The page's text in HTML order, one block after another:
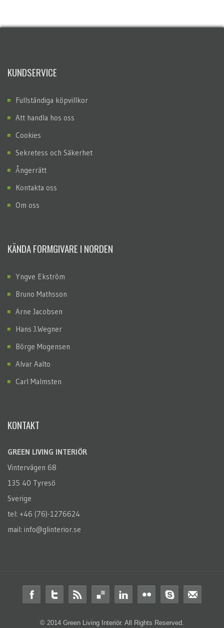
KUNDSERVICE
Fullständiga köpvillkor
Att handla hos oss
Cookies
Sekretess och Säkerhet
Ångerrätt
Kontakta oss
Om oss
KÄNDA FORMGIVARE I NORDEN
Yngve Ekström
Bruno Mathsson
Arne Jacobsen
Hans J.Wegner
Börge Mogensen
Alvar Aalto
Carl Malmsten
KONTAKT
GREEN LIVING INTERIÖR
Vintervägen 68
135 40 Tyresö
Sverige
tel: +46 (76)-1276624
mail: info@glinterior.se
© 2014 Green Living Interiör. All Rights Reserved.